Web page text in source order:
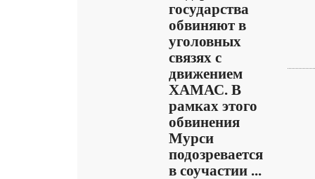
государства
обвиняют в
уголовных
связях с
движением
ХАМАС. В
рамках этого
обвинения
Мурси
подозревается
в соучастии ...